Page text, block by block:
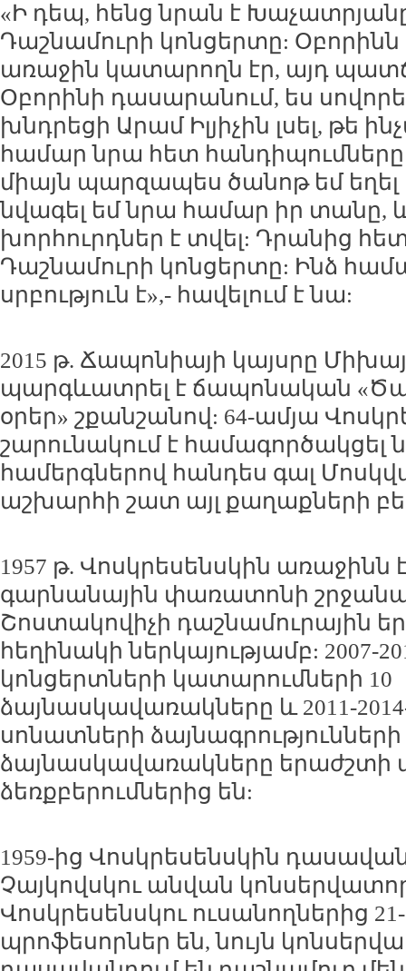
«Ի դեպ, հենց նրան է
Դաշնամուրի կոնցերտը:
առաջին կատարողն էր, այդ
Օբորինի դասարանում, ես
խնդրեցի Արամ Իլյիչին լսել, թե
համար նրա հետ հանդիպումները
միայն պարզապես ծանոթ եմ եղել
նվագել եմ նրա համար իր տանը,
խորհուրդներ է տվել: Դրանից
Դաշնամուրի կոնցերտը: Ինձ
սրբություն է»,- հավելում է նա:
2015 թ. Ճապոնիայի կայսրը
պարգևատրել է ճապոնական
օրեր» շքանշանով: 64-ամյա
շարունակում է
համերգներով հանդես գալ
աշխարհի շատ այլ քաղաքների
1957 թ. Վոսկրեսենսկին առաջինն
գարնանային փառատոնի
Շոստակովիչի դաշնամուրային
հեղինակի ներկայությամբ: 2007-
կոնցերտների կատարումների 10
ձայնասկավառակները և 2011-
սոնատների ձայնագրությունների
ձայնասկավառակները երաժշտի
ձեռքբերումներից են:
1959-ից Վոսկրեսենսկին
Չայկովսկու անվան
Վոսկրեսենսկու ուսանողներից
պրոֆեսորներ են, նույն